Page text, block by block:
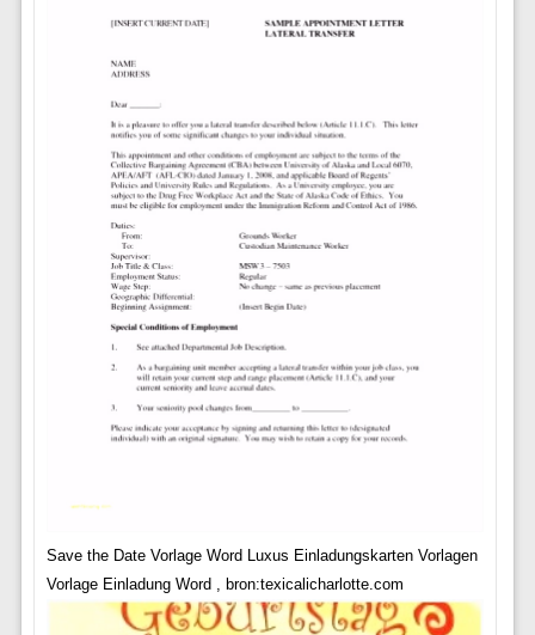
Save the Date Vorlage Word Luxus Einladungskarten Vorlagen
Vorlage Einladung Word , bron:texicalicharlotte.com